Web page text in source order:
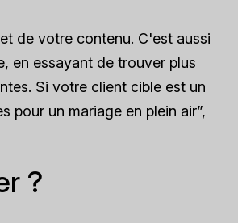
de votre contenu. C'est aussi
en essayant de trouver plus
Si votre client cible est un
pour un mariage en plein air”,
?